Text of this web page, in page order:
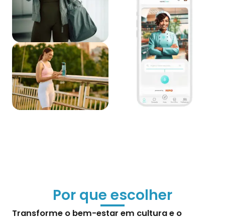
Por que escolher
Transforme o bem-estar em cultura e o